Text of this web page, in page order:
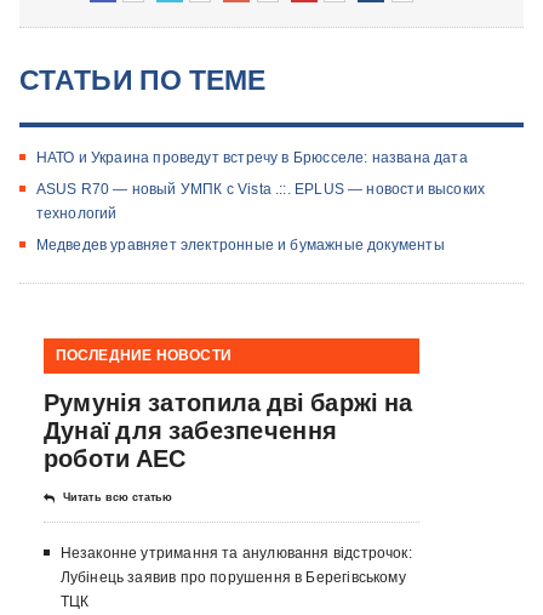
СТАТЬИ ПО ТЕМЕ
НАТО и Украина проведут встречу в Брюсселе: названа дата
ASUS R70 — новый УМПК с Vista .::. EPLUS — новости высоких
технологий
Медведев уравняет электронные и бумажные документы
ПОСЛЕДНИЕ НОВОСТИ
Румунія затопила дві баржі на
Дунаї для забезпечення
роботи АЕС
Читать всю статью
Незаконне утримання та анулювання відстрочок:
Лубінець заявив про порушення в Берегівському
ТЦК